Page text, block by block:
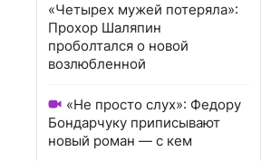
«Четырех мужей потеряла»:
Прохор Шаляпин
проболтался о новой
возлюбленной
«Не просто слух»: Федору
Бондарчуку приписывают
новый роман — с кем